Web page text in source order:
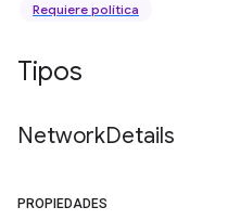
Requiere política
Tipos
NetworkDetails
PROPIEDADES